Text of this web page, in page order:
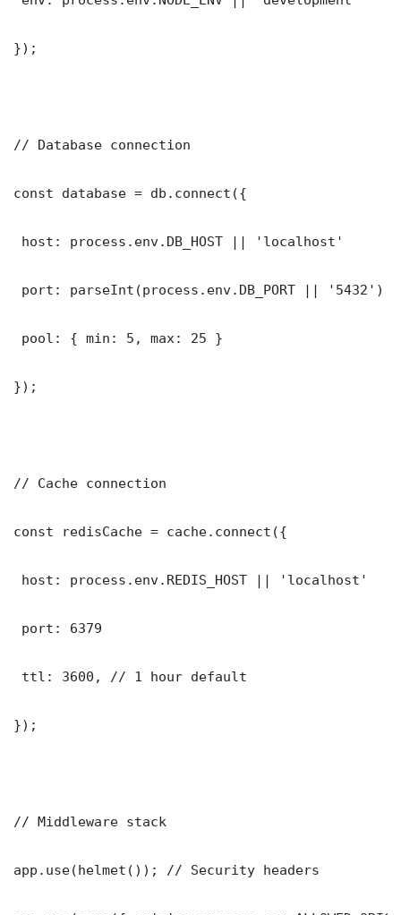
});
// Database connection
const database = db.connect({
host: process.env.DB_HOST || 'localhost'
port: parseInt(process.env.DB_PORT || '5432')
pool: { min: 5, max: 25 }
});
// Cache connection
const redisCache = cache.connect({
host: process.env.REDIS_HOST || 'localhost'
port: 6379
ttl: 3600, // 1 hour default
});
// Middleware stack
app.use(helmet()); // Security headers